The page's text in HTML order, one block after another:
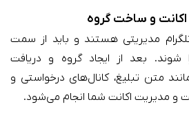
و ساخت گروه
مدیریتی هستند و باید از سمت
شوند. بعد از ایجاد گروه و دریافت
متن تبلیغ، کانال‌های درخواستی و
و مدیریت اکانت شما انجام می‌شود.